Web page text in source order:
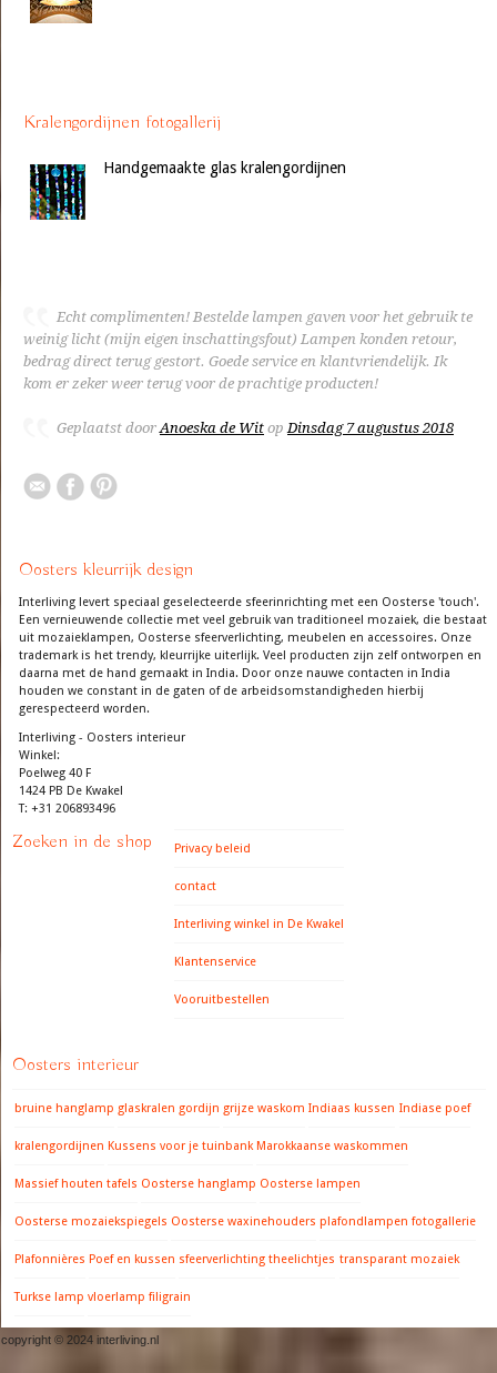
Kralengordijnen fotogallerij
Handgemaakte glas kralengordijnen
Echt complimenten! Bestelde lampen gaven voor het gebruik te
weinig licht (mijn eigen inschattingsfout) Lampen konden retour,
bedrag direct terug gestort. Goede service en klantvriendelijk. Ik
kom er zeker weer terug voor de prachtige producten!
Geplaatst doorAnoeska de Wit opDinsdag 7 augustus 2018
Oosters kleurrijk design
Interliving levert speciaal geselecteerde sfeerinrichting met een Oosterse 'touch'.
Een vernieuwende collectie met veel gebruik van traditioneel mozaiek, die bestaat
uit mozaieklampen, Oosterse sfeerverlichting, meubelen en accessoires. Onze
trademark is het trendy, kleurrijke uiterlijk. Veel producten zijn zelf ontworpen en
daarna met de hand gemaakt in India. Door onze nauwe contacten in India
houden we constant in de gaten of de arbeidsomstandigheden hierbij
gerespecteerd worden.
Interliving - Oosters interieur
Winkel:
Poelweg 40 F
1424 PB De Kwakel
T: +31 206893496
Zoeken in de shop Privacy beleid
contact
Interliving winkel in De Kwakel
Klantenservice
Vooruitbestellen
Oosters interieur
bruine hanglamp glaskralen gordijn grijze waskom Indiaas kussen Indiase poef
kralengordijnen Kussens voor je tuinbank Marokkaanse waskommen
Massief houten tafels Oosterse hanglamp Oosterse lampen
Oosterse mozaiekspiegels Oosterse waxinehouders plafondlampen fotogallerie
Plafonnières Poef en kussen sfeerverlichting theelichtjes transparant mozaiek
Turkse lamp vloerlamp filigrain
copyright © 2024 interliving.nl